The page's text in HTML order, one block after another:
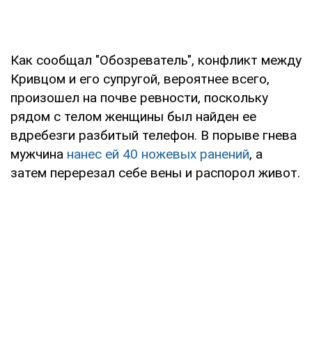
Как сообщал "Обозреватель", конфликт между
Кривцом и его супругой, вероятнее всего,
произошел на почве ревности, поскольку
рядом с телом женщины был найден ее
вдребезги разбитый телефон. В порыве гнева
мужчина нанес ей 40 ножевых ранений, а
затем перерезал себе вены и распорол живот.